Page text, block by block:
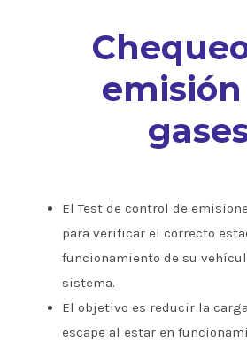
El Test de control de
para verificar el correcto
funcionamiento de su
sistema.
El objetivo es reducir la
escape al estar en